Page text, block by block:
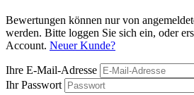
Bewertungen können nur von
werden. Bitte loggen Sie sich ein, oder
Account. Neuer Kunde?
Ihre E-Mail-Adresse
Ihr Passwort